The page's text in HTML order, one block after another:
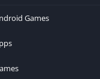
Games